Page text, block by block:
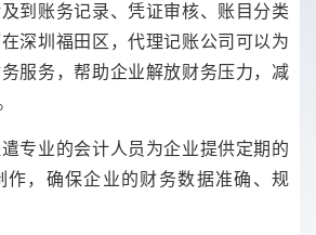
到账务记录、凭证审核、账目分类
深圳福田区，代理记账公司可以为
服务，帮助企业解放财务压力，减
专业的会计人员为企业提供定期的
作，确保企业的财务数据准确、规